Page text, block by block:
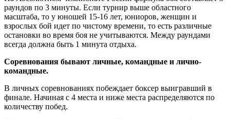
раундов по 3 минуты. Если турнир выше областного
масштаба, то у юношей 15-16 лет, юниоров, женщин и
взрослых бой идет по чистому времени, то есть различные
остановки во время боя не учитываются. Между раундами
всегда должна быть 1 минута отдыха.
Соревнования бывают личные, командные и лично-
командные.
В личных соревнованиях побеждает боксер выигравший в
финале. Начиная с 4 места и ниже места распределяются по
количеству побед.